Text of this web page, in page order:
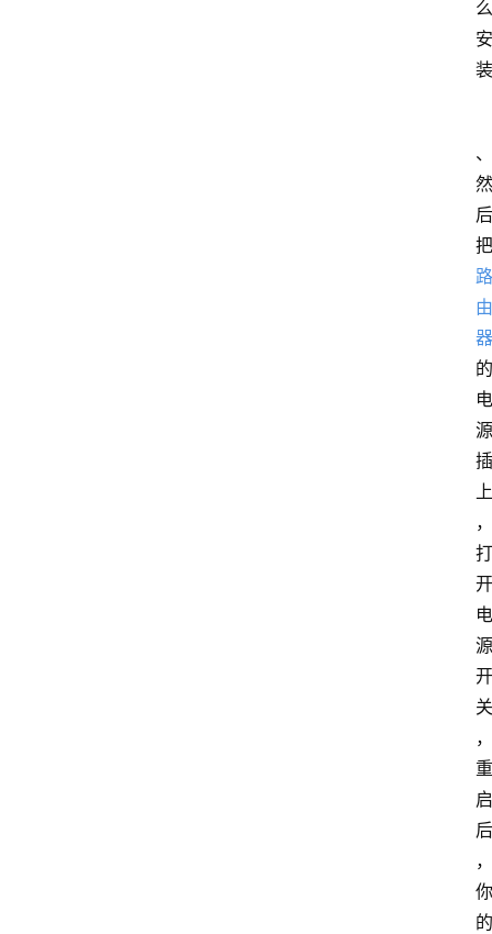
么
安
装
、
然
后
把
路
由
器
的
电
源
插
上
，
打
开
电
源
开
关
，
重
启
后
，
你
的